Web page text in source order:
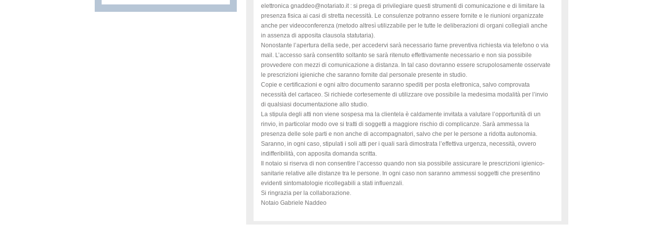
elettronica gnaddeo@notariato.it : si prega di privilegiare questi strumenti di comunicazione e di limitare la
presenza fisica ai casi di stretta necessità. Le consulenze potranno essere fornite e le riunioni organizzate
anche per videoconferenza (metodo altresì utilizzabile per le tutte le deliberazioni di organi collegiali anche
in assenza di apposita clausola statutaria).
Nonostante l’apertura della sede, per accedervi sarà necessario farne preventiva richiesta via telefono o via
mail. L’accesso sarà consentito soltanto se sarà ritenuto effettivamente necessario e non sia possibile
provvedere con mezzi di comunicazione a distanza. In tal caso dovranno essere scrupolosamente osservate
le prescrizioni igieniche che saranno fornite dal personale presente in studio.
Copie e certificazioni e ogni altro documento saranno spediti per posta elettronica, salvo comprovata
necessità del cartaceo. Si richiede cortesemente di utilizzare ove possibile la medesima modalità per l’invio
di qualsiasi documentazione allo studio.
La stipula degli atti non viene sospesa ma la clientela è caldamente invitata a valutare l’opportunità di un
rinvio, in particolar modo ove si tratti di soggetti a maggiore rischio di complicanze. Sarà ammessa la
presenza delle sole parti e non anche di accompagnatori, salvo che per le persone a ridotta autonomia.
Saranno, in ogni caso, stipulati i soli atti per i quali sarà dimostrata l’effettiva urgenza, necessità, ovvero
indifferibilità, con apposita domanda scritta.
Il notaio si riserva di non consentire l’accesso quando non sia possibile assicurare le prescrizioni igienico-
sanitarie relative alle distanze tra le persone. In ogni caso non saranno ammessi soggetti che presentino
evidenti sintomatologie ricollegabili a stati influenzali.
Si ringrazia per la collaborazione.
Notaio Gabriele Naddeo